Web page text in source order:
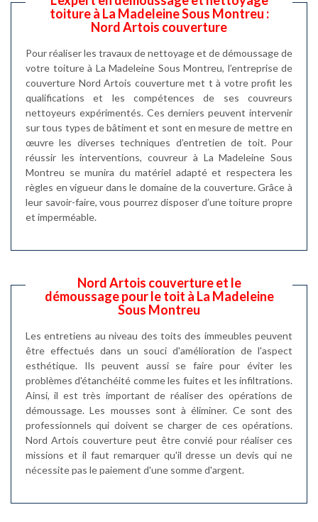
toiture à La Madeleine Sous Montreu :
Nord Artois couverture
Pour réaliser les travaux de nettoyage et de démoussage de
votre toiture à La Madeleine Sous Montreu, l’entreprise de
couverture Nord Artois couverture met t à votre profit les
qualifications et les compétences de ses couvreurs
nettoyeurs expérimentés. Ces derniers peuvent intervenir
sur tous types de bâtiment et sont en mesure de mettre en
œuvre les diverses techniques d’entretien de toit. Pour
réussir les interventions, couvreur à La Madeleine Sous
Montreu se munira du matériel adapté et respectera les
règles en vigueur dans le domaine de la couverture. Grâce à
leur savoir-faire, vous pourrez disposer d’une toiture propre
et imperméable.
Nord Artois couverture et le
démoussage pour le toit à La Madeleine
Sous Montreu
Les entretiens au niveau des toits des immeubles peuvent
être effectués dans un souci d'amélioration de l'aspect
esthétique. Ils peuvent aussi se faire pour éviter les
problèmes d'étanchéité comme les fuites et les infiltrations.
Ainsi, il est très important de réaliser des opérations de
démoussage. Les mousses sont à éliminer. Ce sont des
professionnels qui doivent se charger de ces opérations.
Nord Artois couverture peut être convié pour réaliser ces
missions et il faut remarquer qu'il dresse un devis qui ne
nécessite pas le paiement d'une somme d'argent.